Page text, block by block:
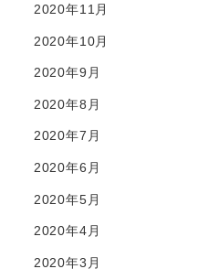
2020年11月
2020年10月
2020年9月
2020年8月
2020年7月
2020年6月
2020年5月
2020年4月
2020年3月